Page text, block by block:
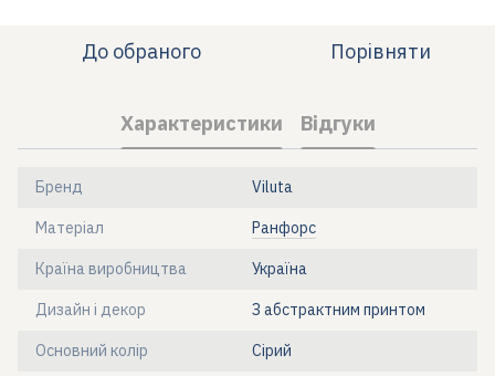
До обраного Порівняти
Характеристики Відгуки
Бренд Viluta
Матеріал Ранфорс
Країна виробництва Україна
Дизайн і декор З абстрактним принтом
Основний колір Сірий